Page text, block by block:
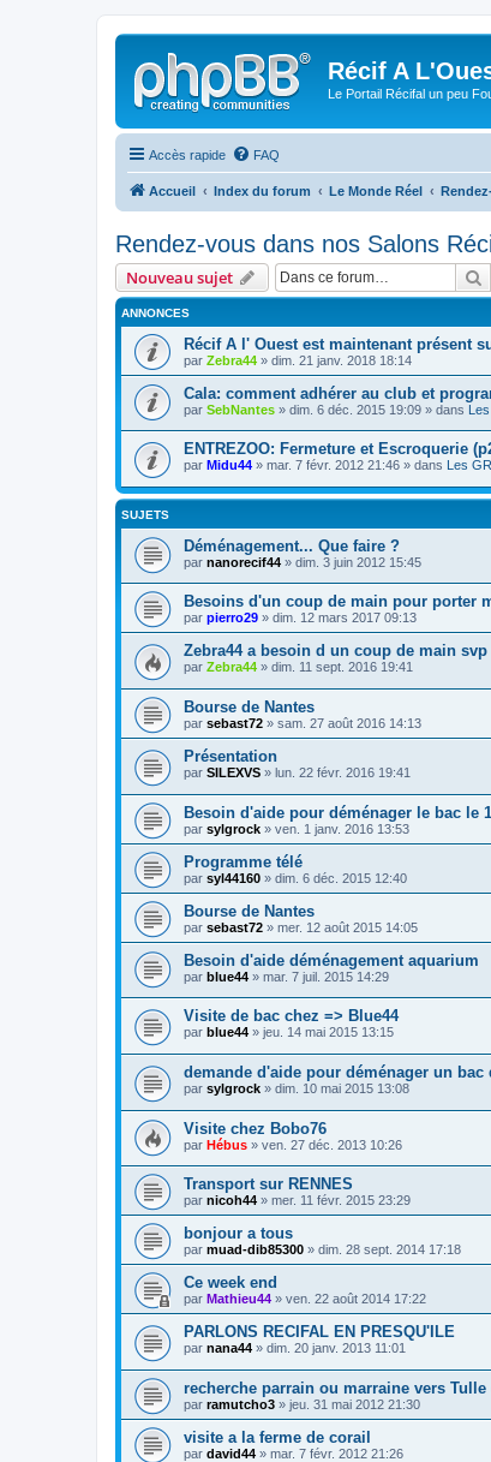
Récif A
Le Portail Récifal un peu
Accès rapide FAQ
Accueil Index du forum Le Monde Réel
Rendez-vous dans nos Salons
Nouveau sujet
ANNONCES
Récif A l' Ouest est maintenant présent
par Zebra44 » dim. 21 janv. 2018 18:14
Cala: comment adhérer au club et
par SebNantes » dim. 6 déc. 2015 19:09 » dans
ENTREZOO: Fermeture et Escroquerie
par Midu44 » mar. 7 févr. 2012 21:46 » dans Les
SUJETS
Déménagement... Que faire ?
par nanorecif44 » dim. 3 juin 2012 15:45
Besoins d'un coup de main pour porter
par pierro29 » dim. 12 mars 2017 09:13
Zebra44 a besoin d un coup de main
par Zebra44 » dim. 11 sept. 2016 19:41
Bourse de Nantes
par sebast72 » sam. 27 août 2016 14:13
Présentation
par SILEXVS » lun. 22 févr. 2016 19:41
Besoin d'aide pour déménager le bac le
par sylgrock » ven. 1 janv. 2016 13:53
Programme télé
par syl44160 » dim. 6 déc. 2015 12:40
Bourse de Nantes
par sebast72 » mer. 12 août 2015 14:05
Besoin d'aide déménagement aquarium
par blue44 » mar. 7 juil. 2015 14:29
Visite de bac chez => Blue44
par blue44 » jeu. 14 mai 2015 13:15
demande d'aide pour déménager un bac
par sylgrock » dim. 10 mai 2015 13:08
Visite chez Bobo76
par Hébus » ven. 27 déc. 2013 10:26
Transport sur RENNES
par nicoh44 » mer. 11 févr. 2015 23:29
bonjour a tous
par muad-dib85300 » dim. 28 sept. 2014 17:18
Ce week end
par Mathieu44 » ven. 22 août 2014 17:22
PARLONS RECIFAL EN PRESQU'ILE
par nana44 » dim. 20 janv. 2013 11:01
recherche parrain ou marraine vers Tulle
par ramutcho3 » jeu. 31 mai 2012 21:30
visite a la ferme de corail
par david44 » mar. 7 févr. 2012 21:26